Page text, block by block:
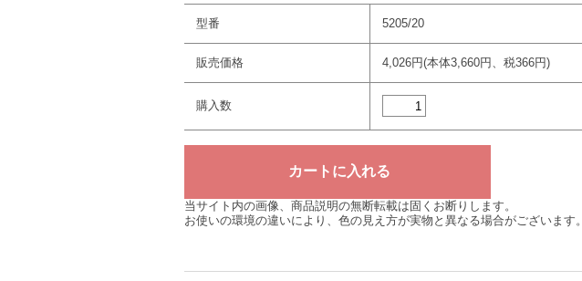
型番 5205/20
販売価格 4,026円(本体3,660円、税366円)
購入数
当サイト内の画像、商品説明の無断転載は固くお断りします。
お使いの環境の違いにより、色の見え方が実物と異なる場合がございます。